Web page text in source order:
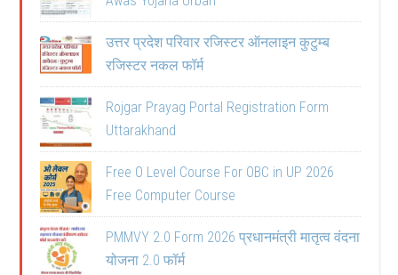
उत्तर प्रदेश परिवार रजिस्टर ऑनलाइन कुटुम्ब
रजिस्टर नकल फॉर्म
Rojgar Prayag Portal Registration Form
Uttarakhand
Free O Level Course For OBC in UP 2026
Free Computer Course
PMMVY 2.0 Form 2026 प्रधानमंत्री मातृत्व वंदना
योजना 2.0 फॉर्म